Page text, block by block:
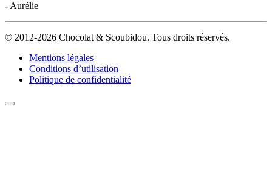
- Aurélie
© 2012-2026 Chocolat & Scoubidou. Tous droits réservés.
Mentions légales
Conditions d’utilisation
Politique de confidentialité